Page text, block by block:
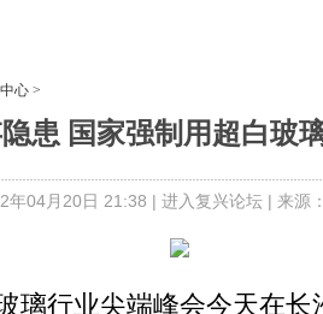
心 >
患 国家强制用超白玻
年04月20日 21:38 | 进入复兴论坛| 来源
璃行业尖端峰会今天在长